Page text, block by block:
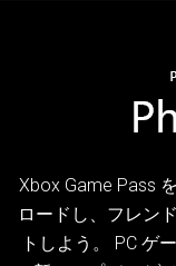
Xbox Game Pass
ロードし、フレン
トしよう。 PC ゲ